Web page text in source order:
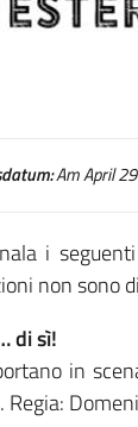
Am April
i
non sono
di sì!
in